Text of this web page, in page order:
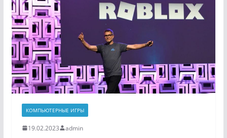
КОМПЬЮТЕРНЫЕ ИГРЫ
19.02.2023 admin